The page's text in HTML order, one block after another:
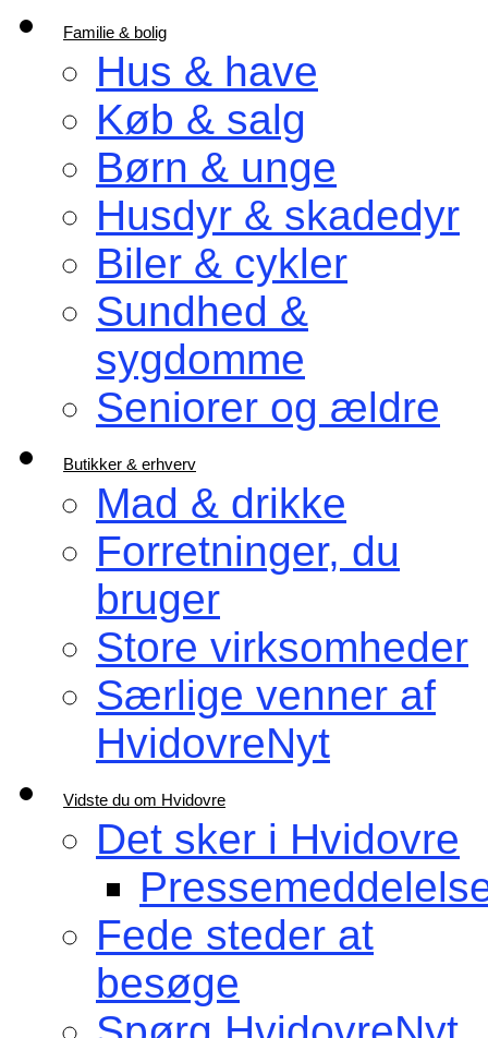
Familie & bolig
Hus & have
Køb & salg
Børn & unge
Husdyr & skadedyr
Biler & cykler
Sundhed &
sygdomme
Seniorer og ældre
Butikker & erhverv
Mad & drikke
Forretninger, du
bruger
Store virksomheder
Særlige venner af
HvidovreNyt
Vidste du om Hvidovre
Det sker i Hvidovre
Fede steder at
besøge